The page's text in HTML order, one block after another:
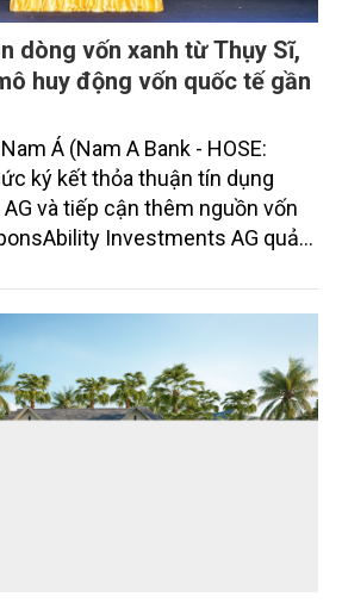
dòng vốn xanh từ Thụy Sĩ,
huy động vốn quốc tế gần
Á (Nam A Bank - HOSE:
ký kết thỏa thuận tín dụng
và tiếp cận thêm nguồn vốn
Investments AG quản
từ đầu năm đến nay lên gần 350